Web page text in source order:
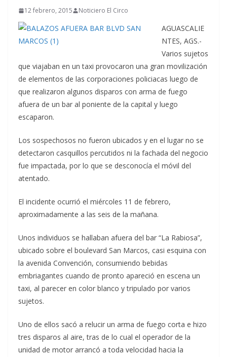
12 febrero, 2015 Noticiero El Circo
AGUASCALIE
NTES, AGS.-
Varios sujetos
que viajaban en un taxi provocaron una gran movilización
de elementos de las corporaciones policiacas luego de
que realizaron algunos disparos con arma de fuego
afuera de un bar al poniente de la capital y luego
escaparon.
Los sospechosos no fueron ubicados y en el lugar no se
detectaron casquillos percutidos ni la fachada del negocio
fue impactada, por lo que se desconocía el móvil del
atentado.
El incidente ocurrió el miércoles 11 de febrero,
aproximadamente a las seis de la mañana.
Unos individuos se hallaban afuera del bar “La Rabiosa”,
ubicado sobre el boulevard San Marcos, casi esquina con
la avenida Convención, consumiendo bebidas
embriagantes cuando de pronto apareció en escena un
taxi, al parecer en color blanco y tripulado por varios
sujetos.
Uno de ellos sacó a relucir un arma de fuego corta e hizo
tres disparos al aire, tras de lo cual el operador de la
unidad de motor arrancó a toda velocidad hacia la